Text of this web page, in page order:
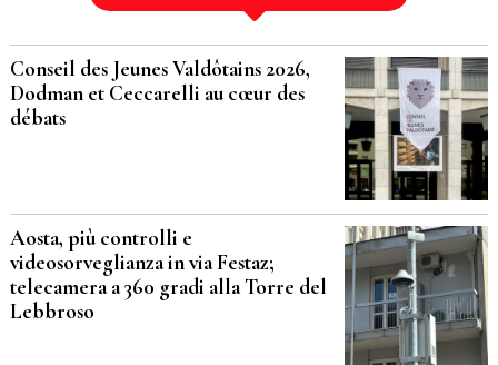
Conseil des Jeunes Valdôtains 2026,
Dodman et Ceccarelli au cœur des
débats
Aosta, più controlli e
videosorveglianza in via Festaz;
telecamera a 360 gradi alla Torre del
Lebbroso